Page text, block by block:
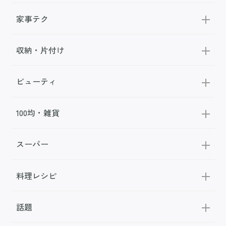
家事テク
収納・片付け
ビューティ
100均・雑貨
スーパー
料理レシピ
話題